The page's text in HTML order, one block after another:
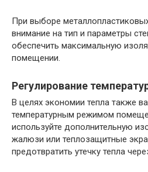
При выборе
внимание на тип и параметры
обеспечить максимальную
помещении.
Регулирование
В целях экономии тепла также
температурным режимом
используйте дополнительную
жалюзи или теплозащитные
предотвратить утечку тепла